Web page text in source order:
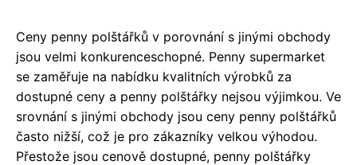
Ceny penny polštářků v porovnání s jinými obchody
jsou velmi konkurenceschopné. Penny supermarket
se zaměřuje na nabídku kvalitních výrobků za
dostupné ceny a penny polštářky nejsou výjimkou. Ve
srovnání s jinými obchody jsou ceny penny polštářků
často nižší, což je pro zákazníky velkou výhodou.
Přestože jsou cenově dostupné, penny polštářky